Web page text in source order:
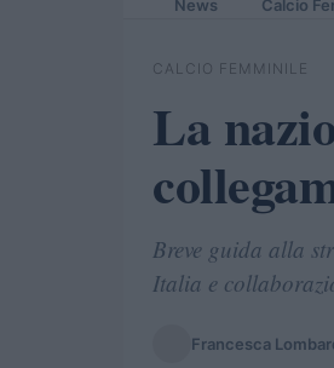
News Calcio
CALCIO FEMMINILE
La
Breve guida alla
Italia e
Francesca